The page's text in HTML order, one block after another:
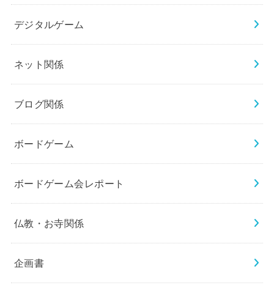
デジタルゲーム
ネット関係
ブログ関係
ボードゲーム
ボードゲーム会レポート
仏教・お寺関係
企画書